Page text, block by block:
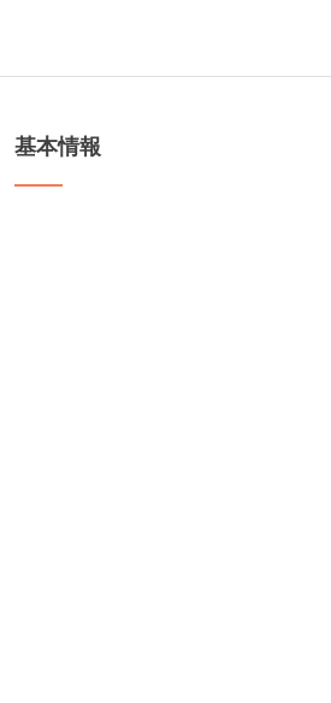
基本情報